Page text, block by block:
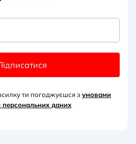
ти погоджуєшся з умовами
персональних даних